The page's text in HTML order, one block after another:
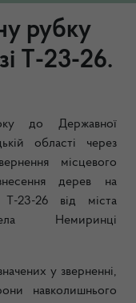
рубку
Т-23-26.
до Державної
області через
місцевого
дерев на
Т-23-26 від міста
Немиринці
у зверненні,
навколишнього